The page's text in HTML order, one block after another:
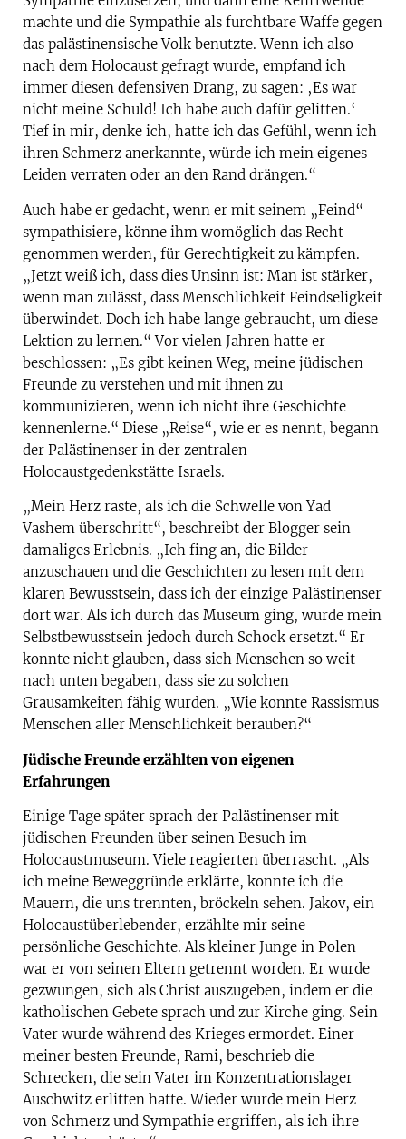
machte und die Sympathie als furchtbare Waffe gegen
das palästinensische Volk benutzte. Wenn ich also
nach dem Holocaust gefragt wurde, empfand ich
immer diesen defensiven Drang, zu sagen: ‚Es war
nicht meine Schuld! Ich habe auch dafür gelitten.‘
Tief in mir, denke ich, hatte ich das Gefühl, wenn ich
ihren Schmerz anerkannte, würde ich mein eigenes
Leiden verraten oder an den Rand drängen.“
Auch habe er gedacht, wenn er mit seinem „Feind“
sympathisiere, könne ihm womöglich das Recht
genommen werden, für Gerechtigkeit zu kämpfen.
„Jetzt weiß ich, dass dies Unsinn ist: Man ist stärker,
wenn man zulässt, dass Menschlichkeit Feindseligkeit
überwindet. Doch ich habe lange gebraucht, um diese
Lektion zu lernen.“ Vor vielen Jahren hatte er
beschlossen: „Es gibt keinen Weg, meine jüdischen
Freunde zu verstehen und mit ihnen zu
kommunizieren, wenn ich nicht ihre Geschichte
kennenlerne.“ Diese „Reise“, wie er es nennt, begann
der Palästinenser in der zentralen
Holocaustgedenkstätte Israels.
„Mein Herz raste, als ich die Schwelle von Yad
Vashem überschritt“, beschreibt der Blogger sein
damaliges Erlebnis. „Ich fing an, die Bilder
anzuschauen und die Geschichten zu lesen mit dem
klaren Bewusstsein, dass ich der einzige Palästinenser
dort war. Als ich durch das Museum ging, wurde mein
Selbstbewusstsein jedoch durch Schock ersetzt.“ Er
konnte nicht glauben, dass sich Menschen so weit
nach unten begaben, dass sie zu solchen
Grausamkeiten fähig wurden. „Wie konnte Rassismus
Menschen aller Menschlichkeit berauben?“
Jüdische Freunde erzählten von eigenen
Erfahrungen
Einige Tage später sprach der Palästinenser mit
jüdischen Freunden über seinen Besuch im
Holocaustmuseum. Viele reagierten überrascht. „Als
ich meine Beweggründe erklärte, konnte ich die
Mauern, die uns trennten, bröckeln sehen. Jakov, ein
Holocaustüberlebender, erzählte mir seine
persönliche Geschichte. Als kleiner Junge in Polen
war er von seinen Eltern getrennt worden. Er wurde
gezwungen, sich als Christ auszugeben, indem er die
katholischen Gebete sprach und zur Kirche ging. Sein
Vater wurde während des Krieges ermordet. Einer
meiner besten Freunde, Rami, beschrieb die
Schrecken, die sein Vater im Konzentrationslager
Auschwitz erlitten hatte. Wieder wurde mein Herz
von Schmerz und Sympathie ergriffen, als ich ihre